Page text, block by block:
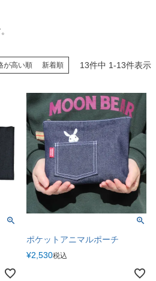
が高い順 新着順 13件中 1-13件表示
ポケットアニマルポーチ
¥2,530税込